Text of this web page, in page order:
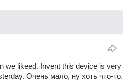
we likeed. Invent this device is very
Очень мало, ну хоть что-то.